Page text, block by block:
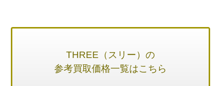
THREE（スリー）の
参考買取価格一覧はこちら